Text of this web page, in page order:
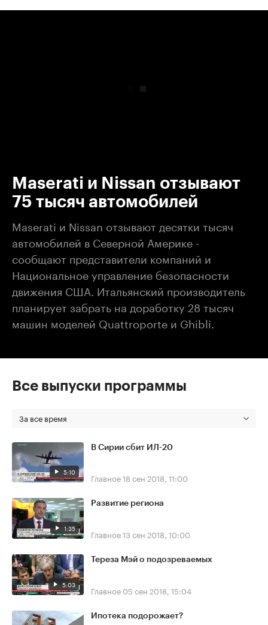
Maserati и Nissan отзывают
75 тысяч автомобилей
Maserati и Nissan отзывают десятки тысяч
автомобилей в Северной Америке -
сообщают представители компаний и
Национальное управление безопасности
движения США. Итальянский производитель
планирует забрать на доработку 28 тысяч
машин моделей Quattroporte и Ghibli.
Все выпуски программы
За все время
5:10
В Сирии сбит ИЛ-20
Главное18 сен 2018, 11:00
1:35
Развитие региона
Главное13 сен 2018, 10:00
5:03
Тереза Мэй о подозреваемых
Главное 05 сен 2018, 15:04
Ипотека подорожает?